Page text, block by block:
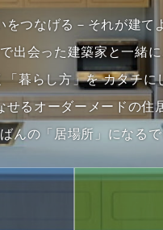
つなげる－それが建て
出会った建築家と一緒に
「暮らし方」を カタチに
るオーダーメードの住
んの「居場所」になるで